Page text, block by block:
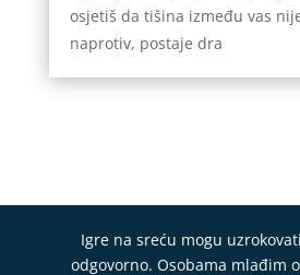
osjetiš da tišina između vas
naprotiv, postaje dra
Igre na sreću mogu
odgovorno. Osobama mlađim